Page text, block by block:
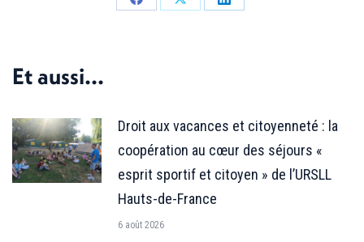
PartagerPartagerPartager
Et aussi...
Droit aux vacances et citoyenneté : la
coopération au cœur des séjours «
esprit sportif et citoyen » de l’URSLL
Hauts-de-France
6 août 2026